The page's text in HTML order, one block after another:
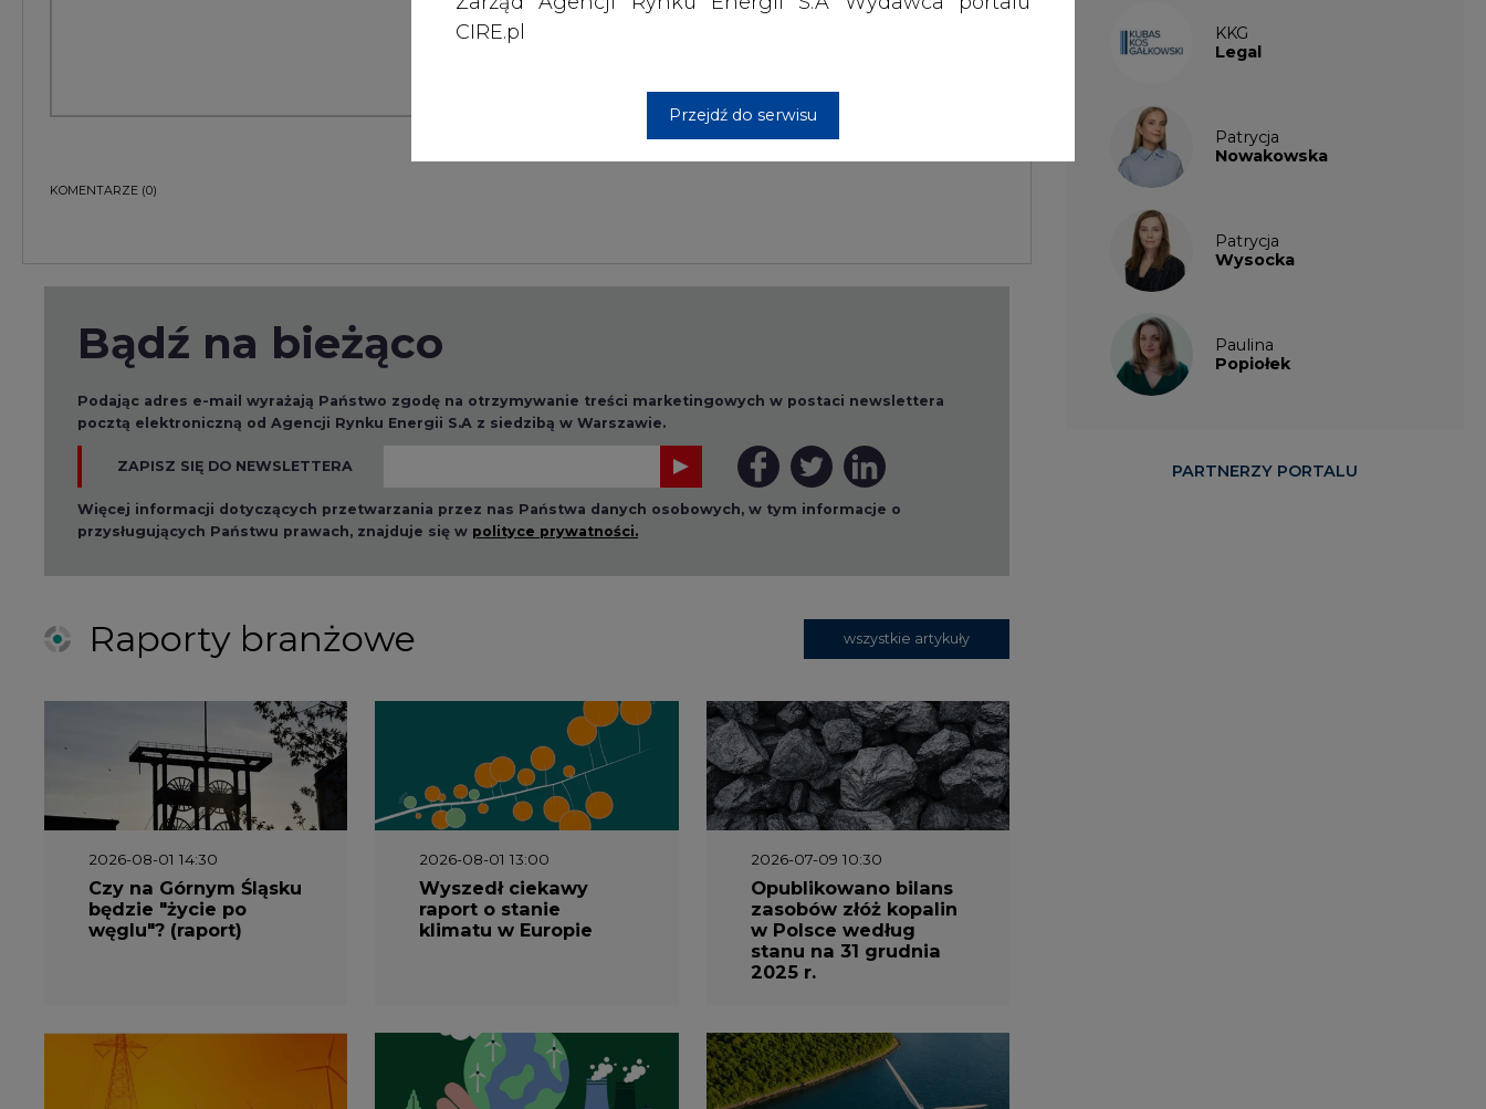
CIRE.pl
Przejdź do serwisu
KOMENTARZE (0)
Bądź na bieżąco
Podając adres e-mail wyrażają Państwo zgodę na otrzymywanie treści marketingowych w postaci newslettera
pocztą elektroniczną od Agencji Rynku Energii S.A z siedzibą w Warszawie.
ZAPISZ SIĘ DO NEWSLETTERA
Więcej informacji dotyczących przetwarzania przez nas Państwa danych osobowych, w tym informacje o
przysługujących Państwu prawach, znajduje się w polityce prywatności.
Raporty branżowe wszystkie artykuły
2026-08-01 14:30
Czy na Górnym Śląsku
będzie "życie po
węglu"? (raport)
2026-08-01 13:00
Wyszedł ciekawy
raport o stanie
klimatu w Europie
2026-07-09 10:30
Opublikowano bilans
zasobów złóż kopalin
w Polsce według
stanu na 31 grudnia
2025 r.
KKG
Legal
Patrycja
Nowakowska
Patrycja
Wysocka
Paulina
Popiołek
PARTNERZY PORTALU